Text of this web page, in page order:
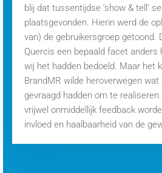
blij dat tussentijdse ‘show & tell’
plaatsgevonden. Hierin werd de
van) de gebruikersgroep getoond.
Quercis een bepaald facet anders
wij het hadden bedoeld. Maar het
BrandMR wilde heroverwegen wat
gevraagd hadden om te
vrijwel onmiddellijk feedback
invloed en haalbaarheid van de